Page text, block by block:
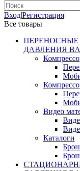
Вход|Регистрация
Все товары
ДАВЛЕНИЯ
Видео
Каталоги